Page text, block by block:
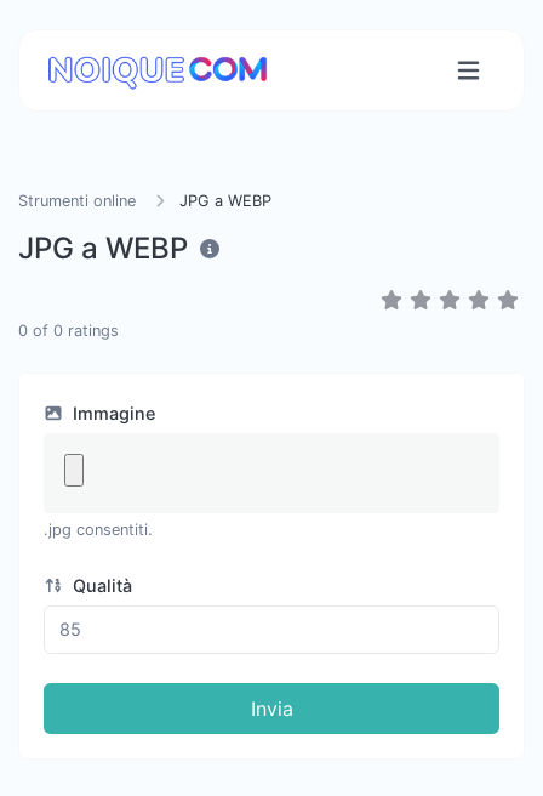
Strumenti online JPG a WEBP
JPG a WEBP
0 of 0 ratings
Immagine
.jpg consentiti.
Qualità
Invia